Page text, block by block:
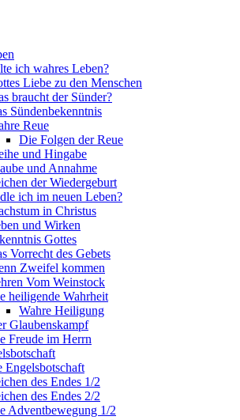
ich wahres Leben?
Liebe zu den Menschen
braucht der Sünder?
Sündenbekenntnis
Reue
Die Folgen der Reue
und Hingabe
und Annahme
der Wiedergeburt
ich im neuen Leben?
in Christus
und Wirken
Gottes
Vorrecht des Gebets
Zweifel kommen
Vom Weinstock
heiligende Wahrheit
Wahre Heiligung
Glaubenskampf
Freude im Herrn
Engelsbotschaft
des Endes 1/2
des Endes 2/2
Adventbewegung 1/2